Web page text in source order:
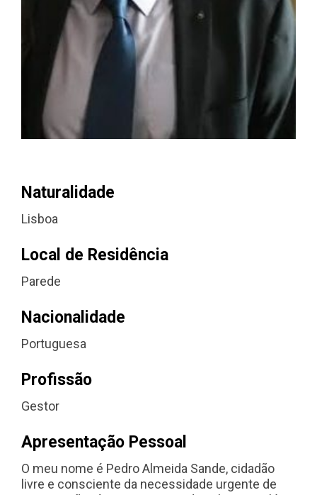
Naturalidade
Lisboa
Local de Residência
Parede
Nacionalidade
Portuguesa
Profissão
Gestor
Apresentação Pessoal
O meu nome é Pedro Almeida Sande, cidadão
livre e consciente da necessidade urgente de